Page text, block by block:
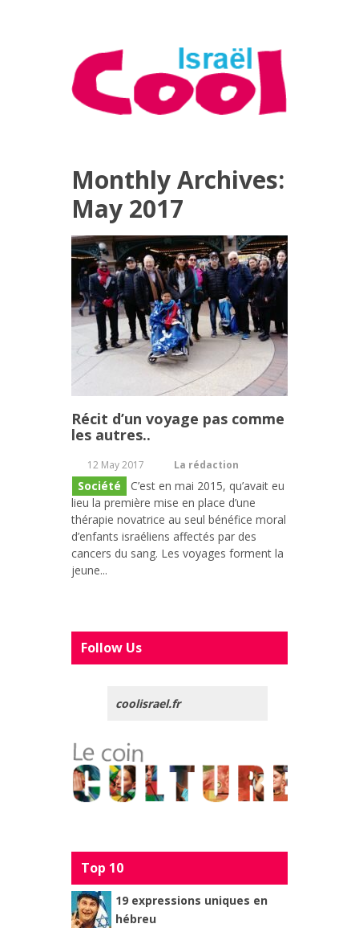
Monthly Archives:
May 2017
Récit d’un voyage pas comme
les autres..
12 May 2017 La rédaction
Société
C’est en mai 2015, qu’avait eu
lieu la première mise en place d’une
thérapie novatrice au seul bénéfice moral
d’enfants israéliens affectés par des
cancers du sang. Les voyages forment la
jeune...
Follow Us
coolisrael.fr
Top 10
19 expressions uniques en
hébreu